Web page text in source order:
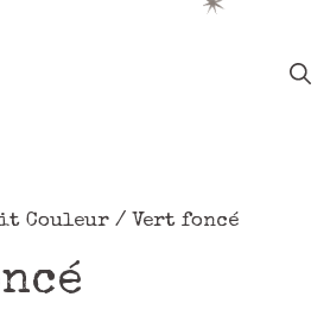
Couleur / Vert foncé